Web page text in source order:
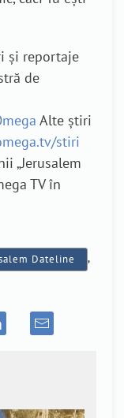
și reportaje
de
Alte știri
stiri
„Jerusalem
TV în
Dateline ,